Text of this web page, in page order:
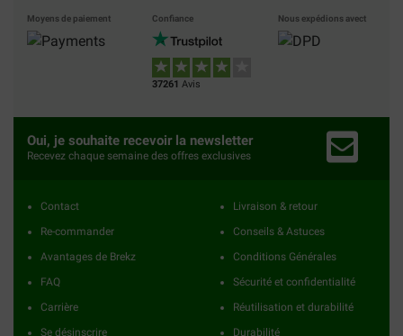
Moyens de paiement Confiance
37261 Avis
Nous expédions avect
Oui, je souhaite recevoir la newsletter
Recevez chaque semaine des offres exclusives
Contact
Re-commander
Avantages de Brekz
FAQ
Carrière
Se désinscrire
Livraison & retour
Conseils & Astuces
Conditions Générales
Sécurité et confidentialité
Réutilisation et durabilité
Durabilité